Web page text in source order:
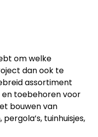
om welke
dan ook te
assortiment
toebehoren voor
bouwen van
tuinhuisjes,